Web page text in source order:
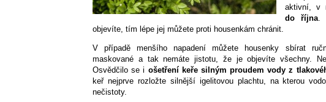
aktivní, v
do října
objevíte, tím lépe jej můžete proti housenkám chránit.
V případě menšího napadení můžete housenky sbírat
maskované a tak nemáte jistotu, že je objevíte všechny.
Osvědčilo se i ošetření keře silným proudem vody z
keř nejprve rozložte silnější igelitovou plachtu, na kterou
nečistoty.